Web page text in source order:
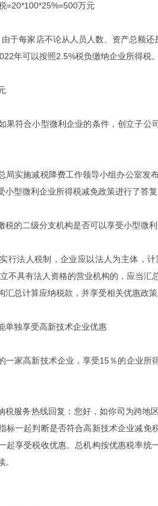
万元
每家店不论从人员人数、资产总额还
年可以按照2.5%税负缴纳企业所得税
符合小型微利企业的条件，创立子公
实施减税降费工作领导小组办公室发
小型微利企业所得税减免政策进行了答复
的二级分支机构是否可以享受小型微利
法人税制，企业应以法人为主体，计
不具有法人资格的营业机构的，应当
总计算应纳税款，并享受相关优惠政策
独享受高新技术企业优惠
家高新技术企业，享受15％的企业所
务热线回复：您好，如你司为跨地
标一起判断是否符合高新技术企业减
起享受税收优惠。总机构按优惠税率